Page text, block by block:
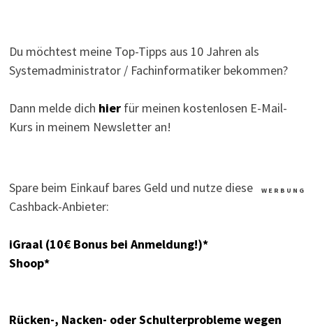
Du möchtest meine Top-Tipps aus 10 Jahren als
Systemadministrator / Fachinformatiker bekommen?
Dann melde dich hierfür meinen kostenlosen E-Mail-
Kurs in meinem Newsletter an!
W E R B U N G
Spare beim Einkauf bares Geld und nutze diese
Cashback-Anbieter:
iGraal (10€ Bonus bei Anmeldung!)*
Shoop*
Rücken-, Nacken- oder Schulterprobleme wegen